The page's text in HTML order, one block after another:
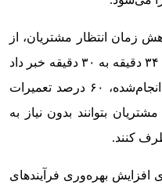
زمان انتظار مشتریان، از
کاهش میانگین زمان امدادرسانی از ۳۴ دقیقه به ۳۰ دقیقه خبر داد
و اذعان داشت: با برنامه‌ریزی‌های انجام‌شده، ۶۰ درصد تعمیرات
بتوانند بدون نیاز به
کنند.
بهره‌وری فرآیندهای